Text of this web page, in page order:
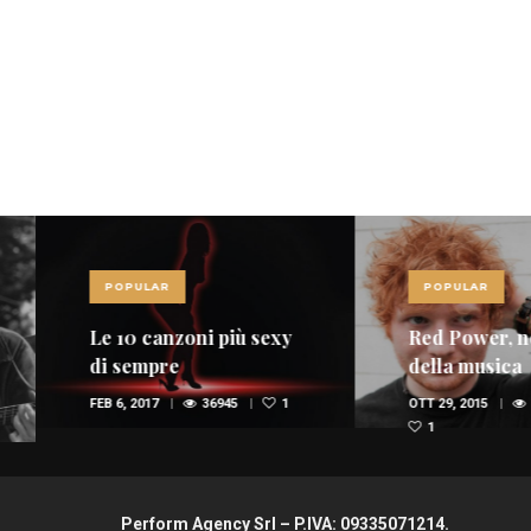
POPULAR
Le 10 canzoni più sexy
di sempre
FEB 6, 2017 36945
POPULAR
Red Power, nel
della musica
spopolano i rossi
(FOTO E VIDEO)
OTT 29, 2015
35654
Perform Agency Srl – P.IVA: 09335071214.